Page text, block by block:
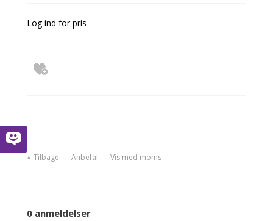
Log ind for pris
«-Tilbage Anbefal Vis med moms
0 anmeldelser